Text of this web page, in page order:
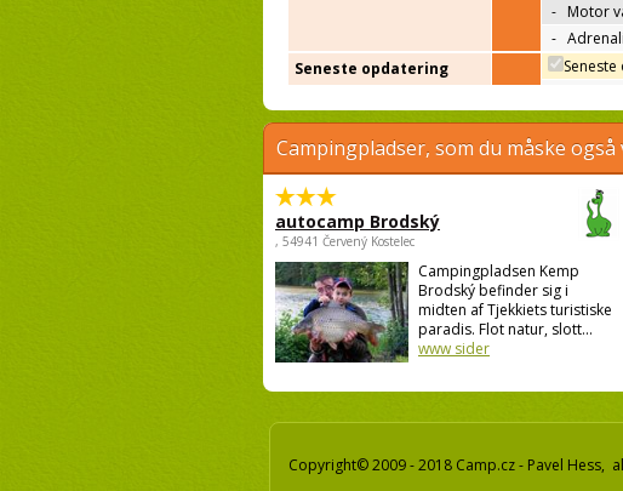
- Motor
-
Seneste opdatering
Campingpladser, som du måske
autocamp Brodský
, 54941 Červený Kostelec
Campingpladsen Kemp
Brodský befinder sig i
midten af Tjekkiets turistiske
paradis. Flot natur, slott...
www sider
Copyright© 2009 - 2018 Camp.cz - Pavel Hess,